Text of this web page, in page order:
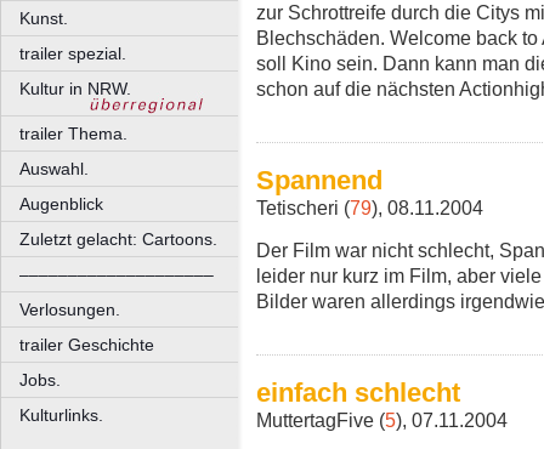
Kunst.
trailer spezial.
Kultur in NRW.
trailer Thema.
Auswahl.
Augenblick
Zuletzt gelacht: Cartoons.
––––––––––––––––––––
Verlosungen.
trailer Geschichte
Jobs.
Kulturlinks.
zur Schrottreife durch die Citys
Blechschäden. Welcome back
soll Kino sein. Dann kann man
schon auf die nächsten
Spannend
Tetischeri (79), 08.11.2004
Der Film war nicht schlecht,
leider nur kurz im Film, aber
Bilder waren allerdings
einfach schlecht
MuttertagFive (5), 07.11.2004